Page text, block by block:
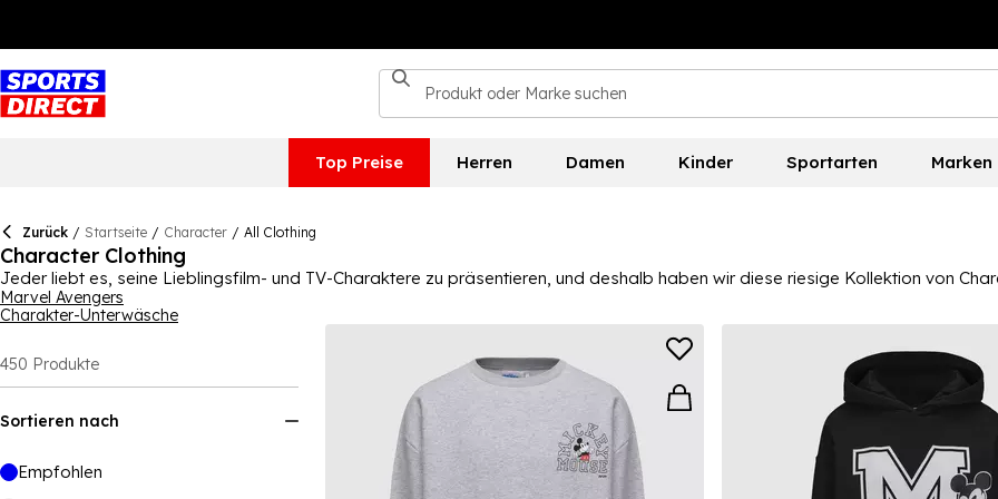
Top Preise Herren Damen Kinder Sportarten Marken
Zurück / Startseite / Character / All Clothing
Character Clothing
Jeder liebt es, seine Lieblingsfilm- und TV-Charaktere zu präsentieren, und deshalb haben wir diese riesige Kollektion von
für Männer und Frauen sowie eine tolle Auswahl an Character Clothing für Kinder, mit Optionen für Jungen und Mädchen.
Jacken, Kleidern, Shorts und Tracksuits sowie einer Auswahl an Character Swimwear für deinen Urlaub. Es gibt unglaublich
Marvel Avengers
Charakter-Unterwäsche
450 Produkte
Sortieren nach
Empfohlen